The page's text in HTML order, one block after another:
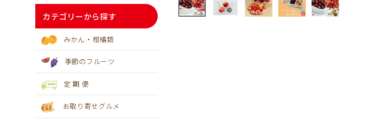
カテゴリーから探す
みかん・柑橘類
季節のフルーツ
定 期 便
お取り寄せグルメ